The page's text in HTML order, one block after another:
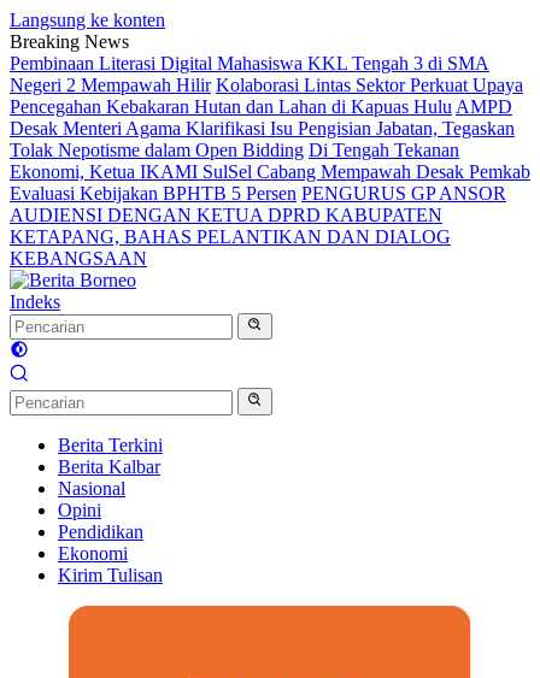
Langsung ke konten
Breaking News
Pembinaan Literasi Digital Mahasiswa KKL Tengah 3 di SMA
Negeri 2 Mempawah Hilir Kolaborasi Lintas Sektor Perkuat Upaya
Pencegahan Kebakaran Hutan dan Lahan di Kapuas Hulu AMPD
Desak Menteri Agama Klarifikasi Isu Pengisian Jabatan, Tegaskan
Tolak Nepotisme dalam Open Bidding Di Tengah Tekanan
Ekonomi, Ketua IKAMI SulSel Cabang Mempawah Desak Pemkab
Evaluasi Kebijakan BPHTB 5 Persen PENGURUS GP ANSOR
AUDIENSI DENGAN KETUA DPRD KABUPATEN
KETAPANG, BAHAS PELANTIKAN DAN DIALOG
KEBANGSAAN
Indeks
Berita Terkini
Berita Kalbar
Nasional
Opini
Pendidikan
Ekonomi
Kirim Tulisan